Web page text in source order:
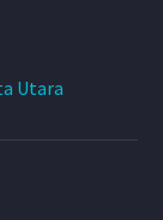
Utara